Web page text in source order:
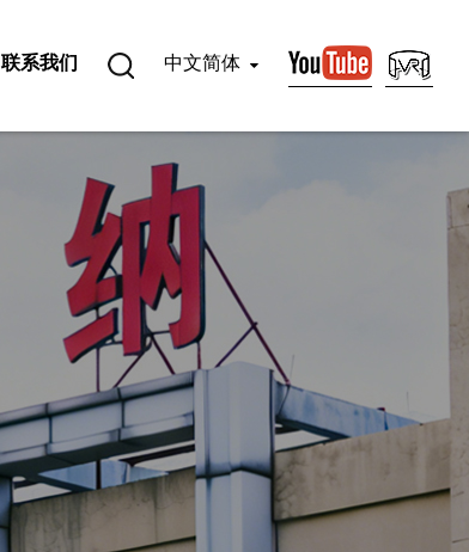
联系我们 中文简体